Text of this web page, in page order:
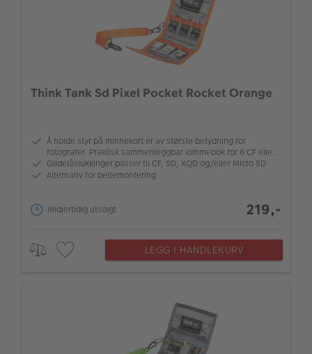
Think Tank Sd Pixel Pocket Rocket Orange
Å holde styr på minnekort er av største betydning for
fotografer. Praktisk sammenleggbar lommebok for 6 CF eller
6 XQD eller 12 SD eller flere micro SD minnekort. Passer lett i
lommen eller festes til
Glidelåslukkinger passer til CF, SD, XQD og/eller Micro SD
Alternativ for beltemontering
Midlertidig utsolgt 219,-
LEGG I HANDLEKURV